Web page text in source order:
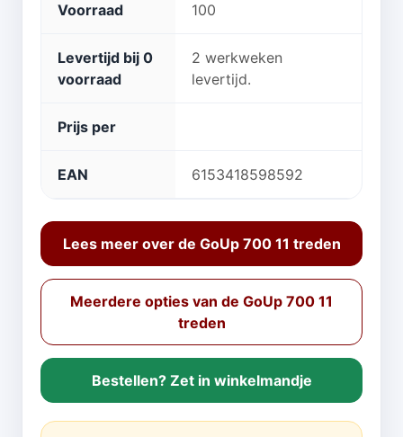
Voorraad 100
Levertijd bij 0
voorraad
2 werkweken
levertijd.
Prijs per
EAN 6153418598592
Lees meer over de GoUp 700 11 treden
Meerdere opties van de GoUp 700 11
treden
Bestellen? Zet in winkelmandje